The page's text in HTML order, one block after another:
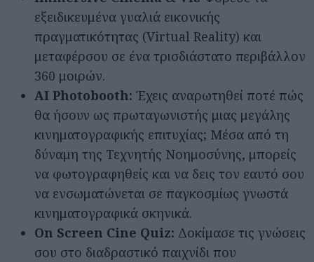
εξειδικευμένα γυαλιά εικονικής
πραγματικότητας (Virtual Reality) και
μεταφέρσου σε ένα τρισδιάστατο περιβάλλον
360 μοιρών.
AI Photobooth: Έχεις αναρωτηθεί ποτέ πώς
θα ήσουν ως πρωταγωνιστής μιας μεγάλης
κινηματογραφικής επιτυχίας; Μέσα από τη
δύναμη της Τεχνητής Νοημοσύνης, μπορείς
να φωτογραφηθείς και να δεις τον εαυτό σου
να ενσωματώνεται σε παγκοσμίως γνωστά
κινηματογραφικά σκηνικά.
On Screen Cine Quiz: Δοκίμασε τις γνώσεις
σου στο διαδραστικό παιχνίδι που